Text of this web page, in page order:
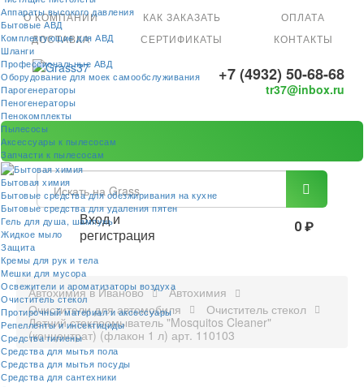
О КОМПАНИИ КАК ЗАКАЗАТЬ
ОПЛАТА
ДОСТАВКА
СЕРТИФИКАТЫ КОНТАКТЫ
+7 (4932) 50-68-68
tr37@inbox.ru
Аппараты высокого давления
Бытовые АВД
Комплектующие для АВД
Шланги
Профессиональные АВД
Оборудование для моек самообслуживания
Парогенераторы
Пеногенераторы
Пенокомплекты
Пылесосы
Аксессуары к пылесосам
Запчасти к пылесосам
Бытовая химия
Бытовые средства для обезжиривания на кухне
Бытовые средства для удаления пятен
Гель для душа, шампунь
Жидкое мыло
Защита
Кремы для рук и тела
Мешки для мусора
Освежители и ароматизаторы воздуха
Очиститель стекол
Протирочный материал и аксессуары
Репелленты и инсектициды
Средства гигиены
Средства для мытья пола
Средства для мытья посуды
Средства для сантехники
Вход и
регистрация
0 ₽
Автохимия в Иваново
Автохимия
Очистители для автомобиля
Очиститель стекол
Летний стеклоомыватель "Mosquitos Cleaner"
(концентрат) (флакон 1 л) арт. 110103